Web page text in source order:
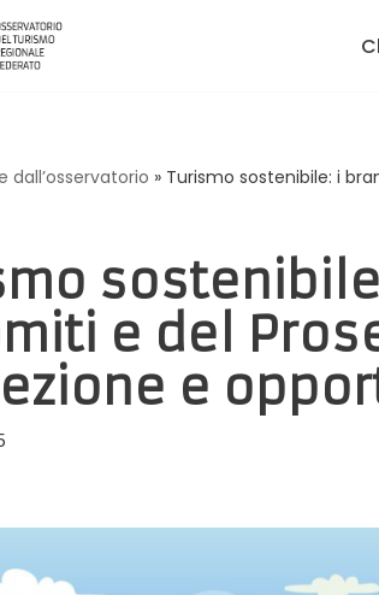
dall’osservatorio » Turismo sostenibile: i
e del
e